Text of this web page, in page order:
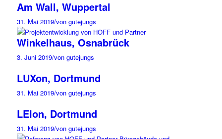
Am Wall, Wuppertal
31. Mai 2019/von gutejungs
Winkelhaus, Osnabrück
3. Juni 2019/von gutejungs
LUXon, Dortmund
31. Mai 2019/von gutejungs
LEIon, Dortmund
31. Mai 2019/von gutejungs